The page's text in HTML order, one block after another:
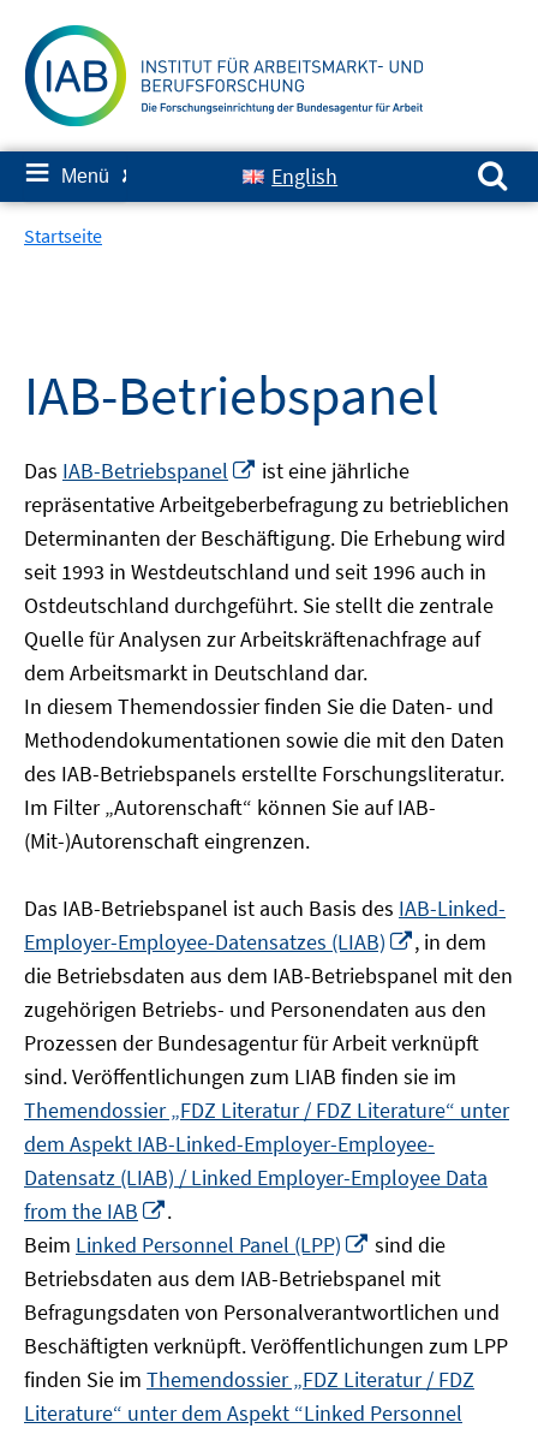
zum
Inhalt
≡ Menü ✘ English
Suchen nach:
Startseite
IAB-Betriebspanel
Das IAB-Betriebspanel
In
neuem
Fenster
öffnen
ist eine jährliche
repräsentative Arbeitgeberbefragung zu betrieblichen
Determinanten der Beschäftigung. Die Erhebung wird
seit 1993 in Westdeutschland und seit 1996 auch in
Ostdeutschland durchgeführt. Sie stellt die zentrale
Quelle für Analysen zur Arbeitskräftenachfrage auf
dem Arbeitsmarkt in Deutschland dar.
In diesem Themendossier finden Sie die Daten- und
Methodendokumentationen sowie die mit den Daten
des IAB-Betriebspanels erstellte Forschungsliteratur.
Im Filter „Autorenschaft“ können Sie auf IAB-
(Mit-)Autorenschaft eingrenzen.
Das IAB-Betriebspanel ist auch Basis des IAB-Linked-
Employer-Employee-Datensatzes (LIAB)
In
neuem
Fenster
öffnen
, in dem
die Betriebsdaten aus dem IAB-Betriebspanel mit den
zugehörigen Betriebs- und Personendaten aus den
Prozessen der Bundesagentur für Arbeit verknüpft
sind. Veröffentlichungen zum LIAB finden sie im
Themendossier „FDZ Literatur / FDZ Literature“ unter
dem Aspekt IAB-Linked-Employer-Employee-
Datensatz (LIAB) / Linked Employer-Employee Data
from the IAB
neuem
Fenster
öffnen
.
Beim Linked Personnel Panel (LPP)
In
neuem
Fenster
öffnen
sind die
Betriebsdaten aus dem IAB-Betriebspanel mit
Befragungsdaten von Personalverantwortlichen und
Beschäftigten verknüpft. Veröffentlichungen zum LPP
finden Sie im Themendossier „FDZ Literatur / FDZ
Literature“ unter dem Aspekt “Linked Personnel